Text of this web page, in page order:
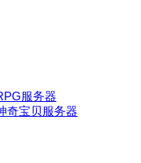
服务器
奇宝贝服务器